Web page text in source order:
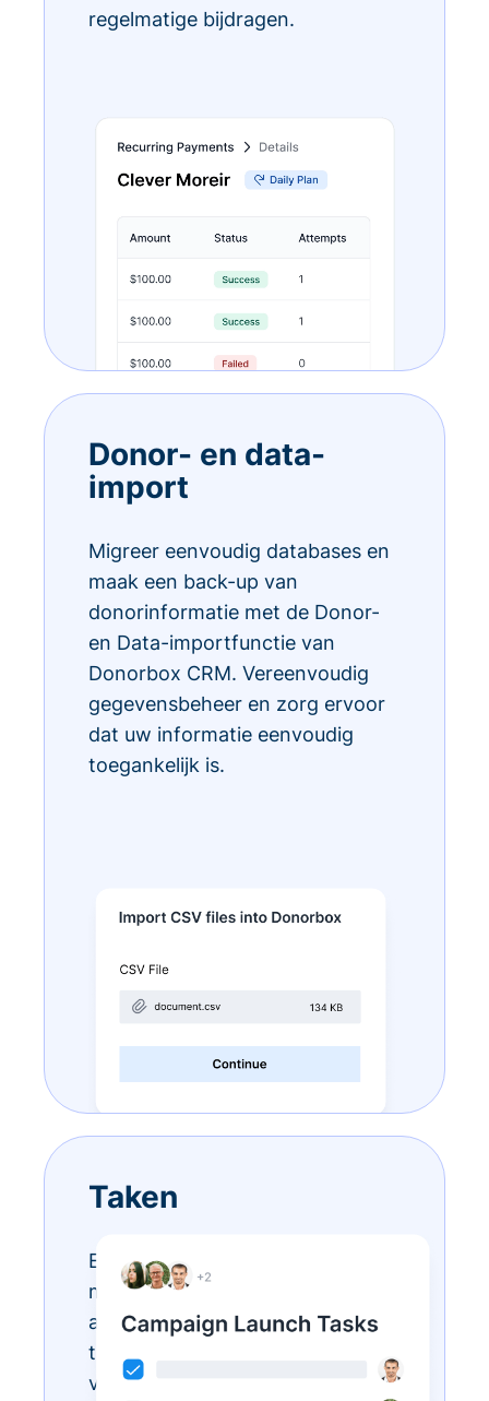
regelmatige bijdragen.
Donor- en data-
import
Migreer eenvoudig databases en
maak een back-up van
donorinformatie met de Donor-
en Data-importfunctie van
Donorbox CRM. Vereenvoudig
gegevensbeheer en zorg ervoor
dat uw informatie eenvoudig
toegankelijk is.
Taken
Eindeloze to-do-lijstjes? Doe ze –
met Donorbox Tasks. Nu kunt u
al uw dagelijkse administratieve
taken organiseren, prioriteren en
vereenvoudigen, allemaal binnen